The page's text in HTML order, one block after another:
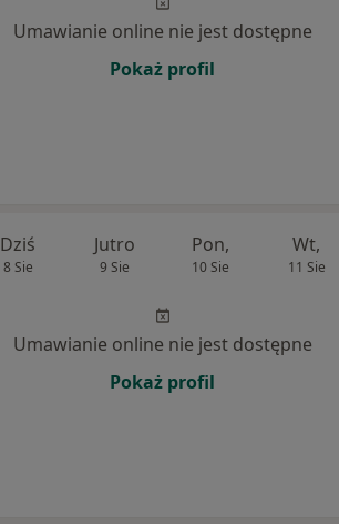
Umawianie online nie jest dostępne
Pokaż profil
Dziś
8 Sie
Jutro
9 Sie
Pon,
10 Sie
Wt,
11 Sie
Umawianie online nie jest dostępne
Pokaż profil